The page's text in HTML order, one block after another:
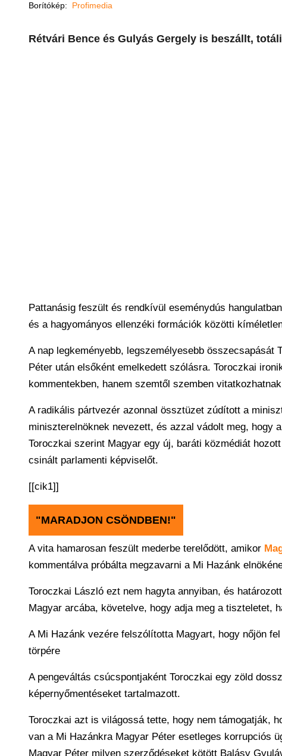
Borítókép: Profimedia
Rétvári Bence és Gulyás Gergely is beszállt,
Pattanásig feszült és rendkívül eseménydús
és a hagyományos ellenzéki formációk közötti
A nap legkeményebb, legszemélyesebb
Péter után elsőként emelkedett szólásra. Toroczkai
kommentekben, hanem szemtől szemben
A radikális pártvezér azonnal össztüzet zúdított a
miniszterelnöknek nevezett, és azzal vádolt meg, hogy
Toroczkai szerint Magyar egy új, baráti közmédiát
csinált parlamenti képviselőt.
[[cik1]]
"MARADJON CSÖNDBEN!"
A vita hamarosan feszült mederbe terelődött, amikor
kommentálva próbálta megzavarni a Mi Hazánk
Toroczkai László ezt nem hagyta annyiban, és
Magyar arcába, követelve, hogy adja meg a tiszteletet,
A Mi Hazánk vezére felszólította Magyart, hogy nőjön
törpére
A pengeváltás csúcspontjaként Toroczkai egy zöld
képernyőmentéseket tartalmazott.
Toroczkai azt is világossá tette, hogy nem támogatják,
van a Mi Hazánkra Magyar Péter esetleges korrupciós
Magyar Péter milyen szerződéseket kötött Balásy